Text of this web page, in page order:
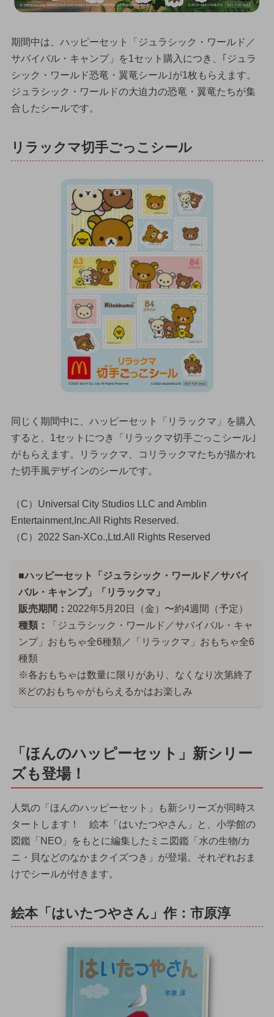
期間中は、ハッピーセット「ジュラシック・ワールド／
サバイバル・キャンプ」を1セット購入につき、｢ジュラ
シック・ワールド恐竜・翼竜シール｣が1枚もらえます。
ジュラシック・ワールドの大迫力の恐竜・翼竜たちが集
合したシールです。
リラックマ切手ごっこシール
同じく期間中に、ハッピーセット「リラックマ」を購入
すると、1セットにつき「リラックマ切手ごっこシール｣
がもらえます。リラックマ、コリラックマたちが描かれ
た切手風デザインのシールです。
（C）Universal City Studios LLC and Amblin
Entertainment,Inc.All Rights Reserved.
（C）2022 San-XCo.,Ltd.All Rights Reserved
■ハッピーセット「ジュラシック・ワールド／サバイ
バル・キャンプ」「リラックマ」
販売期間： 2022年5月20日（金）〜約4週間（予定）
種類：
「ジュラシック・ワールド／サバイバル・キャ
ンプ」おもちゃ全6種類／「リラックマ」おもちゃ全6
種類
※各おもちゃは数量に限りがあり、なくなり次第終了
※どのおもちゃがもらえるかはお楽しみ
「ほんのハッピーセット」新シリー
ズも登場！
人気の「ほんのハッピーセット」も新シリーズが同時ス
タートします！ 絵本「はいたつやさん」と、小学館の
図鑑「NEO」をもとに編集したミニ図鑑「水の生物/カ
ニ・貝などのなかまクイズつき」が登場。それぞれおま
けでシールが付きます。
絵本「はいたつやさん」作：市原淳